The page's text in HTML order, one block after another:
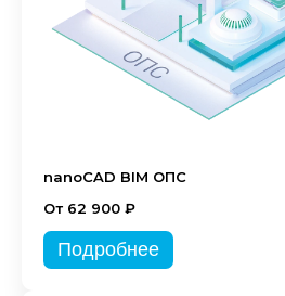
nanoCAD BIM ОПС
От 62 900 ₽
Подробнее